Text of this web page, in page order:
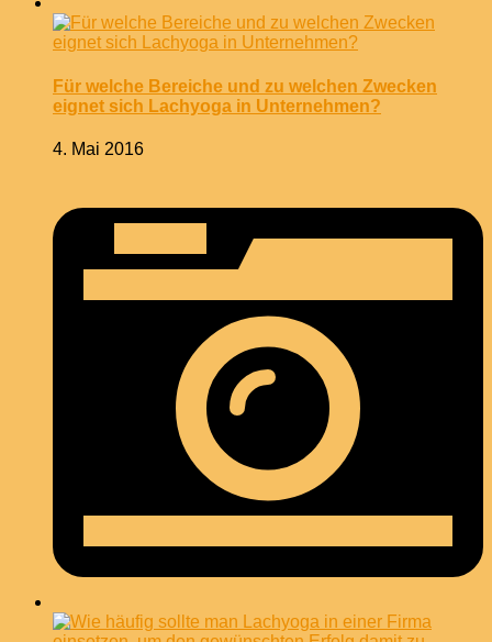
Für welche Bereiche und zu welchen Zwecken
eignet sich Lachyoga in Unternehmen?
4. Mai 2016